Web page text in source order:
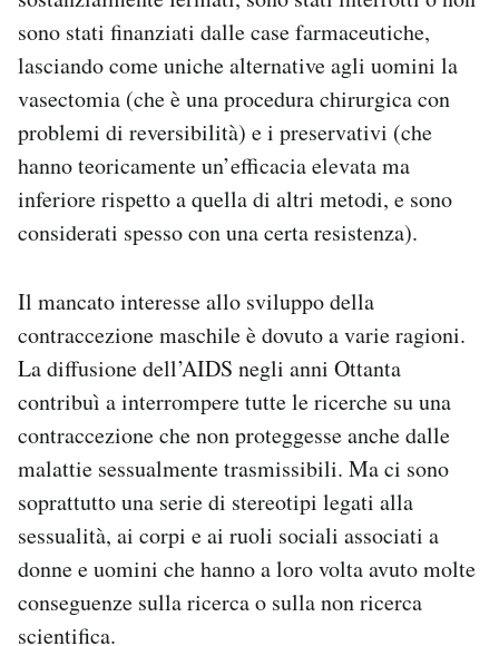
sono stati finanziati dalle case farmaceutiche,
lasciando come uniche alternative agli uomini la
vasectomia (che è una procedura chirurgica con
problemi di reversibilità) e i preservativi (che
hanno teoricamente un’efficacia elevata ma
inferiore rispetto a quella di altri metodi, e sono
considerati spesso con una certa resistenza).
Il mancato interesse allo sviluppo della
contraccezione maschile è dovuto a varie ragioni.
La diffusione dell’AIDS negli anni Ottanta
contribuì a interrompere tutte le ricerche su una
contraccezione che non proteggesse anche dalle
malattie sessualmente trasmissibili. Ma ci sono
soprattutto una serie di stereotipi legati alla
sessualità, ai corpi e ai ruoli sociali associati a
donne e uomini che hanno a loro volta avuto molte
conseguenze sulla ricerca o sulla non ricerca
scientifica.